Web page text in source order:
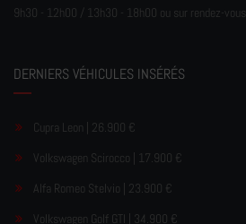
9h30 - 12h00 / 13h30 - 18h00 ou sur rendez-vous
DERNIERS VÉHICULES INSÉRÉS
Cupra Leon | 26.900 €
Volkswagen Scirocco | 17.900 €
Alfa Romeo Stelvio | 23.900 €
Volkswagen Golf GTI | 34.900 €